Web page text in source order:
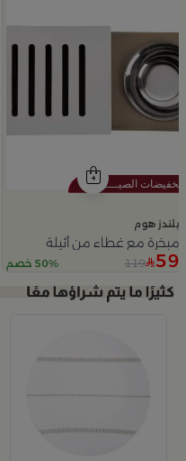
بلندز هوم
مبخرة مع غطاء من أثيلة
59
119 50% خصم
Slide 1 of 4